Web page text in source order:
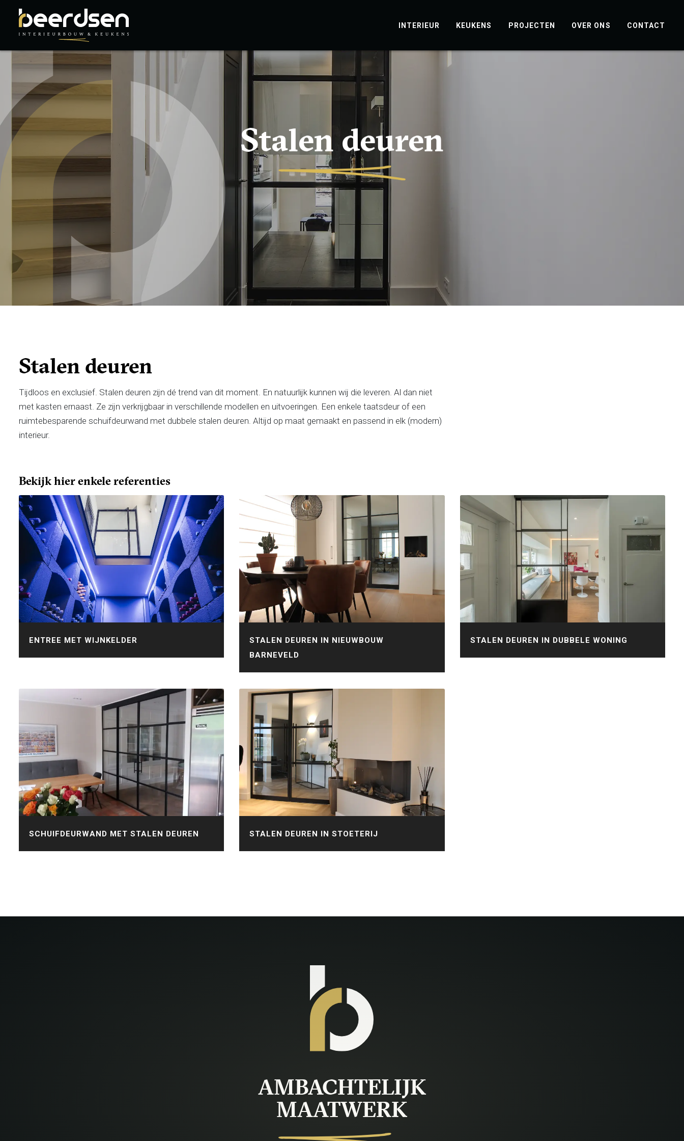
INTERIEUR KEUKENS PROJECTEN OVER ONS CONTACT
Stalen deuren
Stalen deuren
Tijdloos en exclusief. Stalen deuren zijn dé trend van dit moment. En natuurlijk kunnen wij die leveren. Al dan niet
met kasten ernaast. Ze zijn verkrijgbaar in verschillende modellen en uitvoeringen. Een enkele taatsdeur of een
ruimtebesparende schuifdeurwand met dubbele stalen deuren. Altijd op maat gemaakt en passend in elk (modern)
interieur.
Bekijk hier enkele referenties
ENTREE MET WIJNKELDER
STALEN DEUREN IN NIEUWBOUW
BARNEVELD
STALEN DEUREN IN DUBBELE WONING
SCHUIFDEURWAND MET STALEN DEUREN STALEN DEUREN IN STOETERIJ
AMBACHTELIJK
MAATWERK